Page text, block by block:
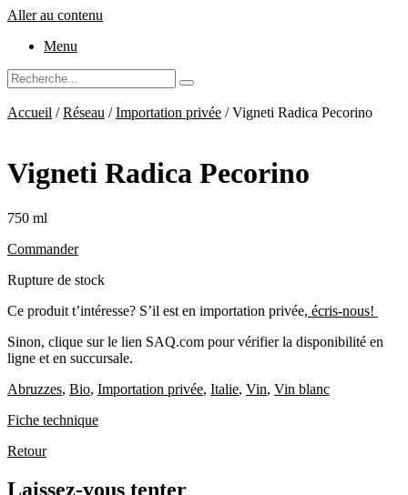
Aller au contenu
Menu
Accueil /Réseau /Importation privée / Vigneti Radica Pecorino
Vigneti Radica Pecorino
750 ml
Commander
Rupture de stock
Ce produit t’intéresse? S’il est en importation privée, écris-nous!
Sinon, clique sur le lien SAQ.com pour vérifier la disponibilité en
ligne et en succursale.
Abruzzes, Bio, Importation privée, Italie, Vin, Vin blanc
Fiche technique
Retour
Laissez-vous tenter